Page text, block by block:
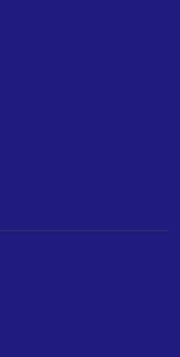
MastercardUnionPay
по оплате Мир